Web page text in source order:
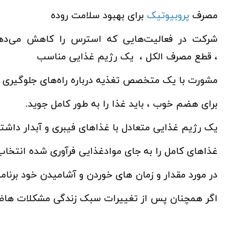
مصرف پروبیوتیک برای بهبود سلامت روده
شرکت در فعالیت‌هایی که استرس را کاهش
، قطع مصرف الکل ، یک رژیم غذایی مناسب
مشورت با یک متخصص تغذیه درباره راه‌های جلوگیری
برای هضم خوب ، باید غذا را به طور کامل جوید.
یک رژیم غذایی متعادل با غذاهای فیبری و آبدار
غذاهای کامل را به جای موادغذایی فرآوری شده
در مورد مقدار و زمان های خوردن و آشامیدن خود
اگر همچنان پس از تغییرات سبک زندگی مشکلات